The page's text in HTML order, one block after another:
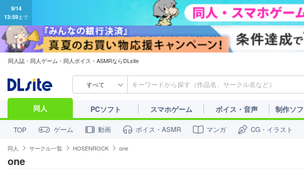
同人誌・同人ゲーム・同人ボイス・ASMRならDLsite
すべて
同人 PCソフト スマホゲーム ボイス・音声 制作ソ
TOP ゲーム 動画 ボイス・ASMR マンガ CG・イラスト
同人 サークル一覧 HOSENROCK one
one